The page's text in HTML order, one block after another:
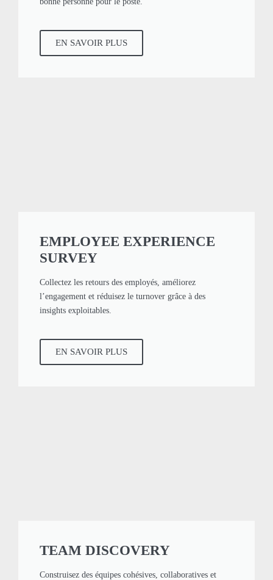
EN SAVOIR PLUS
EMPLOYEE EXPERIENCE
SURVEY
Collectez les retours des employés, améliorez
l’engagement et réduisez le turnover grâce à des
insights exploitables.
EN SAVOIR PLUS
TEAM DISCOVERY
Construisez des équipes cohésives, collaboratives et